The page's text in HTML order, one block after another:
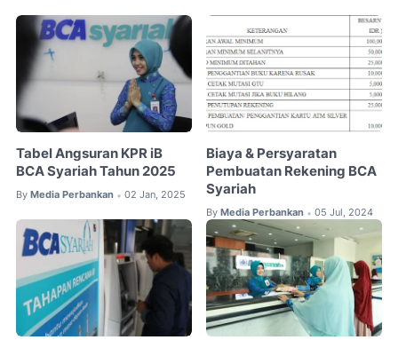
Tabel Angsuran KPR iB
BCA Syariah Tahun 2025
By Media Perbankan • 02 Jan, 2025
Biaya & Persyaratan
Pembuatan Rekening BCA
Syariah
By Media Perbankan • 05 Jul, 2024